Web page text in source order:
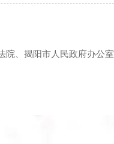
院、揭阳市人民政府办公室